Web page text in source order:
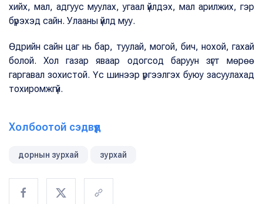
хийх, мал, адгуус муулах, угаал үйлдэх, мал арилжих, гэр
бүрэхэд сайн. Улааны үйлд муу.
Өдрийн сайн цаг нь бар, туулай, могой, бич, нохой, гахай
болой. Хол газар яваар одогсод баруун зүгт мөрөө
гаргавал зохистой. Үс шинээр үргээлгэх буюу засуулахад
тохиромжгүй.
Холбоотой сэдвүүд
дорнын зурхай зурхай